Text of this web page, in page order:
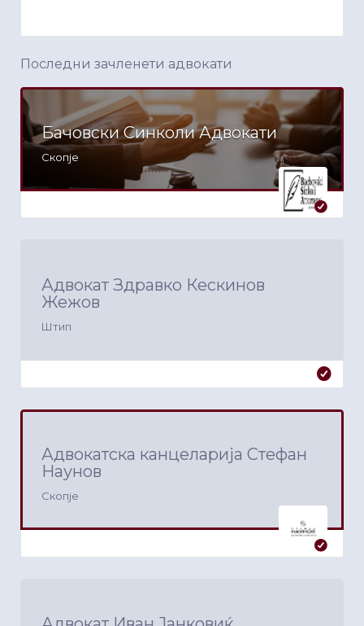
Последни зачленети адвокати
Бачовски Синколи Адвокати
Скопје
Адвокат Здравко Кескинов
Жежов
Штип
Адвокатска канцеларија Стефан
Наунов
Скопје